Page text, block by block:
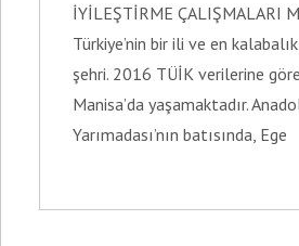
İYİLEŞTİRME ÇALIŞMALARI
Türkiye’nin bir ili ve en
şehri. 2016 TÜİK verilerine
Manisa’da yaşamaktadır.
Yarımadası’nın batısında, Ege